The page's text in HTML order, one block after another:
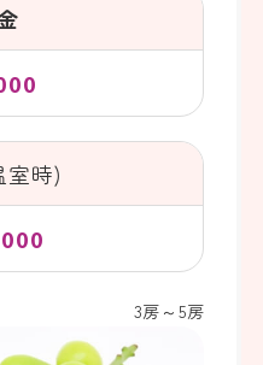
室時)
3房～5房